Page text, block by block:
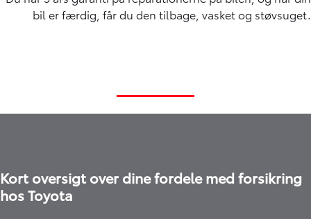
bil er færdig, får du den tilbage, vasket og støvsuget.
Kort oversigt over dine fordele med forsikring
hos Toyota